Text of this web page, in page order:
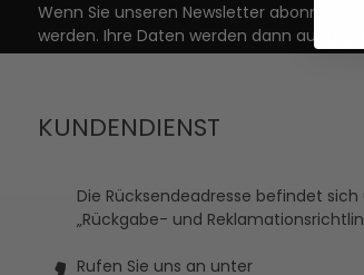
Wenn Sie unseren Newsletter
werden. Ihre Daten werden dann auf
KUNDENDIENST
Die Rücksendeadresse befindet
„Rückgabe- und
Rufen Sie uns an unter